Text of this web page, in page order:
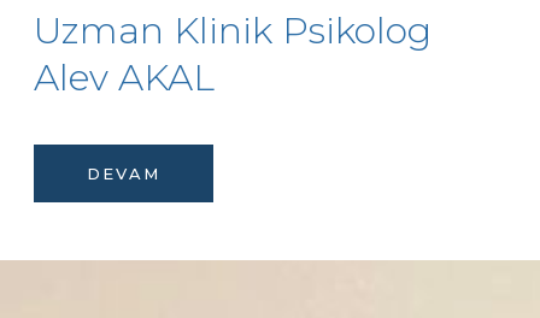
Uzman Klinik Psikolog
Alev AKAL
DEVAM